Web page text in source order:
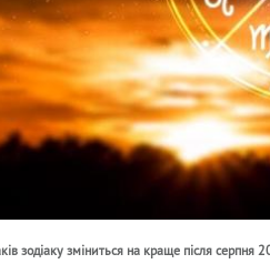
зодіаку зміниться на краще після серпня